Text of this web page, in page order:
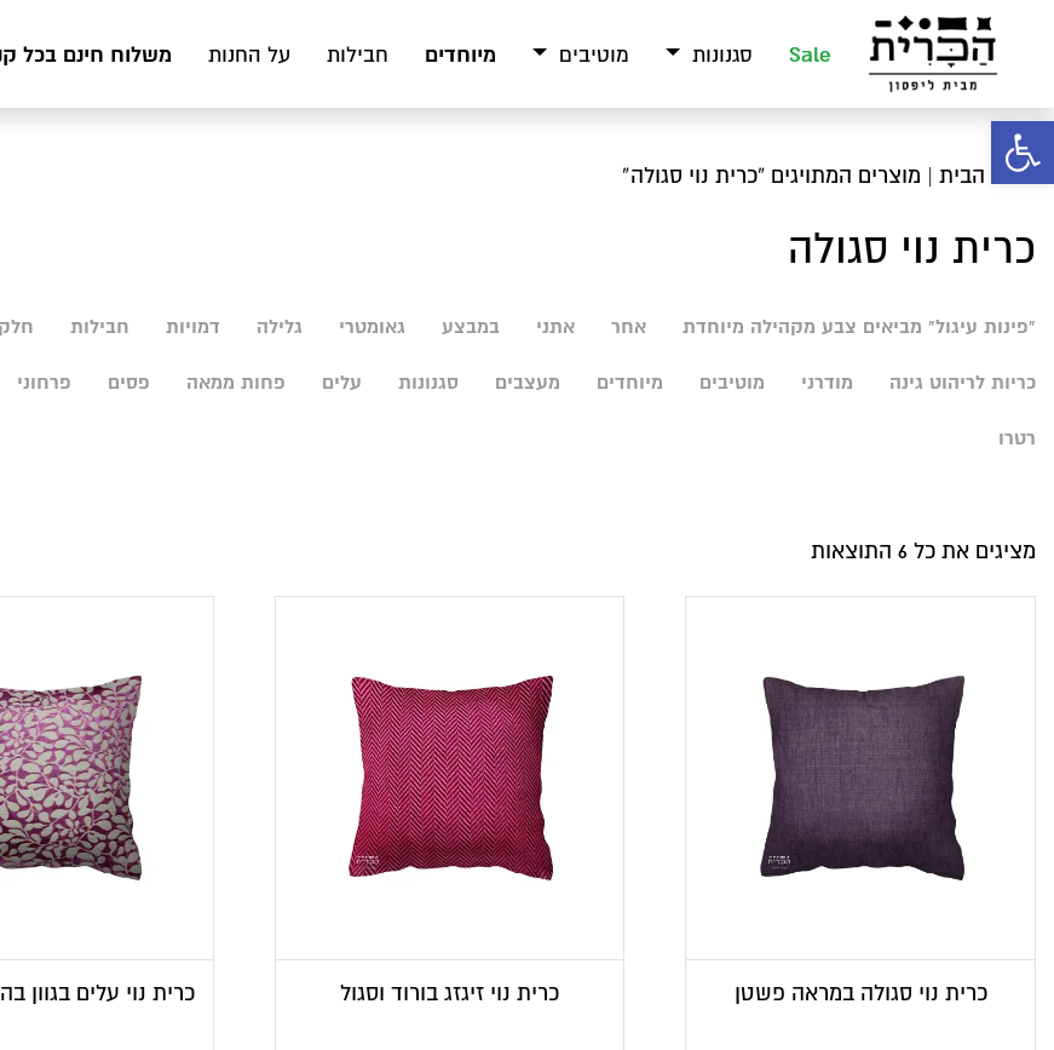
פתח סרגל נגישות
Sale סגנונות מוטיבים מיוחדים חבילות על החנות משלוח חינם בכל קניה מעל
עמוד הבית | מוצרים המתויגים “כרית נוי סגולה”
כרית נוי סגולה
"פינות עיגול" מביאים צבע מקהילה מיוחדת אחר אתני במבצע גאומטרי גלילה דמויות חבילות חלק
כריות לריהוט גינה מודרני מוטיבים מיוחדים מעצבים סגנונות עלים פחות ממאה פסים פרחוני
רטרו
מציגים את כל ⁦6⁩ התוצאות
כרית נוי סגולה במראה פשטן כרית נוי זיגזג בורוד וסגול כרית נוי עלים בגוון